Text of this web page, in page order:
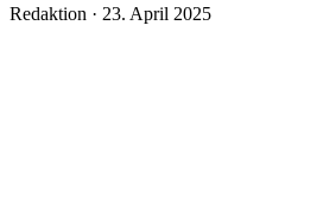
Redaktion · Veröffentlicht
23. April 2025